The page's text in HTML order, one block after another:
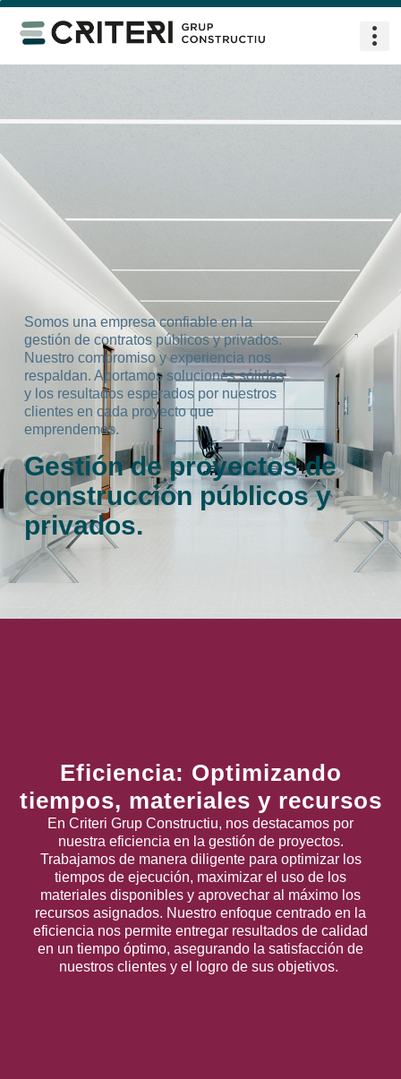
Somos una empresa confiable en la
gestión de contratos públicos y privados.
Nuestro compromiso y experiencia nos
respaldan. Aportamos soluciones sólidas
y los resultados esperados por nuestros
clientes en cada proyecto que
emprendemos.
Gestión de proyectos de
construcción públicos y
privados.
Eficiencia: Optimizando
tiempos, materiales y recursos
En Criteri Grup Constructiu, nos destacamos por
nuestra eficiencia en la gestión de proyectos.
Trabajamos de manera diligente para optimizar los
tiempos de ejecución, maximizar el uso de los
materiales disponibles y aprovechar al máximo los
recursos asignados. Nuestro enfoque centrado en la
eficiencia nos permite entregar resultados de calidad
en un tiempo óptimo, asegurando la satisfacción de
nuestros clientes y el logro de sus objetivos.